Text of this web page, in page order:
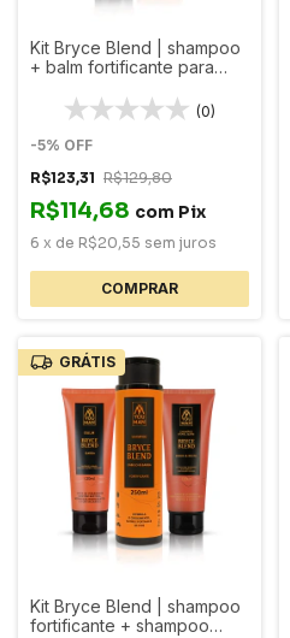
Kit Bryce Blend | shampoo
+ balm fortificante para
(0)
-5% OFF
R$123,31 R$129,80
R$114,68 com Pix
6 x de R$20,55 sem juros
GRÁTIS
Kit Bryce Blend | shampoo
fortificante + shampoo